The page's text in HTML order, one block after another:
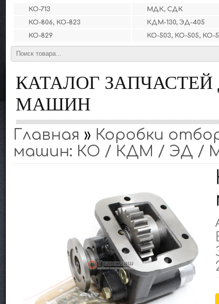
КО-713
МДК, СДК
КО-806, КО-823
КДМ-130, ЭД-405
КО-829
КО-503, КО-505, КО-
КАТАЛОГ
МАШИН
Главная » Коробки
машин: КО / КДМ / ЭД /